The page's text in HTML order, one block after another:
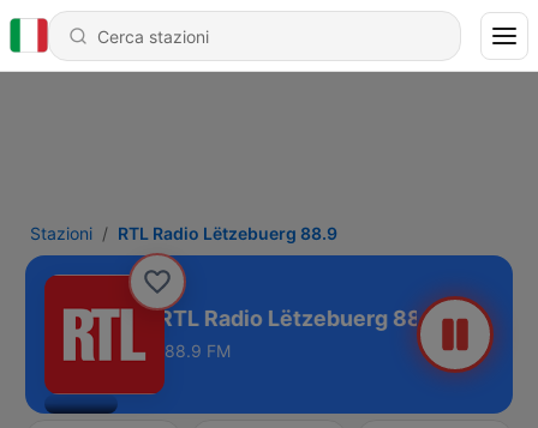
Stazioni RTL Radio Lëtzebuerg 88.9
RTL Radio Lëtzebuerg 88.9
88.9 FM